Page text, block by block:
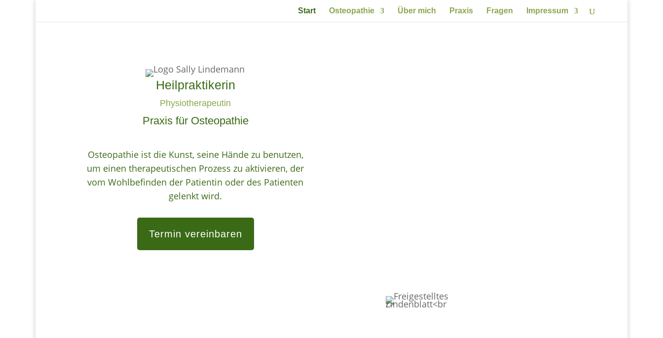
Start Osteopathie Über mich Praxis Fragen Impressum
Heilpraktikerin
Physiotherapeutin
Praxis für Osteopathie
Osteopathie ist die Kunst, seine Hände zu benutzen,
um einen therapeutischen Prozess zu aktivieren, der
vom Wohlbefinden der Patientin oder des Patienten
gelenkt wird.
Termin vereinbaren